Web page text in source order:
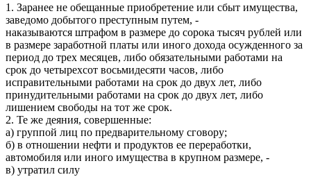
1. Заранее не обещанные приобретение или сбыт имущества,
заведомо добытого преступным путем, -
наказываются штрафом в размере до сорока тысяч рублей или
в размере заработной платы или иного дохода осужденного за
период до трех месяцев, либо обязательными работами на
срок до четырехсот восьмидесяти часов, либо
исправительными работами на срок до двух лет, либо
принудительными работами на срок до двух лет, либо
лишением свободы на тот же срок.
2. Те же деяния, совершенные:
а) группой лиц по предварительному сговору;
б) в отношении нефти и продуктов ее переработки,
автомобиля или иного имущества в крупном размере, -
в) утратил силу